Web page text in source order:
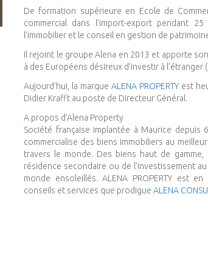
De formation supérieure en Ecole de
commercial dans l’import-export pendant
l’immobilier et le conseil en gestion de
Il rejoint le groupe Alena en 2013 et apporte
à des Européens désireux d’investir à
Aujourd’hui, la marque ALENA PROPERTYest
Didier Krafft au poste de Directeur Général.
A propos d’Alena Property
Société française implantée à Maurice
commercialise des biens immobiliers au
travers le monde. Des biens haut de
résidence secondaire ou de l’investissement
monde ensoleillés. ALENA PROPERTY est
conseils et services que prodigue ALENA